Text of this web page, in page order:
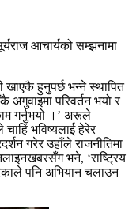
आचार्यको सम्झनामा
खाएकै हुनुपर्छ भन्ने स्थापित
अगुवाइमा परिवर्तन भयो र
गर्नुभयो ।’ अरूले
भविष्यलाई हेरेर
गरेर उहाँले राजनीतिमा
भने, ‘राष्ट्रिय
पनि अभियान चलाउन